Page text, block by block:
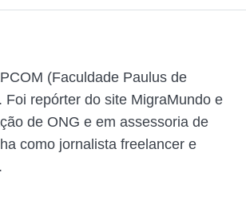
(Faculdade Paulus de
Foi repórter do site MigraMundo e
de ONG e em assessoria de
como jornalista freelancer e
.